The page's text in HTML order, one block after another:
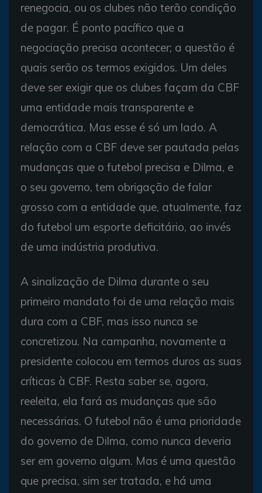
renegocia, ou os clubes não terão condição
de pagar. É ponto pacífico que a
negociação precisa acontecer; a questão é
quais serão os termos exigidos. Um deles
deve ser exigir que os clubes façam da CBF
uma entidade mais transparente e
democrática. Mas esse é só um lado. A
relação com a CBF deve ser pautada pelas
mudanças que o futebol precisa e Dilma, e
o seu governo, tem obrigação de falar
grosso com a entidade que, atualmente, faz
do futebol um esporte deficitário, ao invés
de uma indústria produtiva.
A sinalização de Dilma durante o seu
primeiro mandato foi de uma relação mais
dura com a CBF, mas isso nunca se
concretizou. Na campanha, novamente a
presidente colocou em termos duros as suas
críticas à CBF. Resta saber se, agora,
reeleita, ela fará as mudanças que são
necessárias. O futebol não é uma prioridade
do governo de Dilma, como nunca deveria
ser em governo algum. Mas é uma questão
que precisa, sim ser tratada, e há uma